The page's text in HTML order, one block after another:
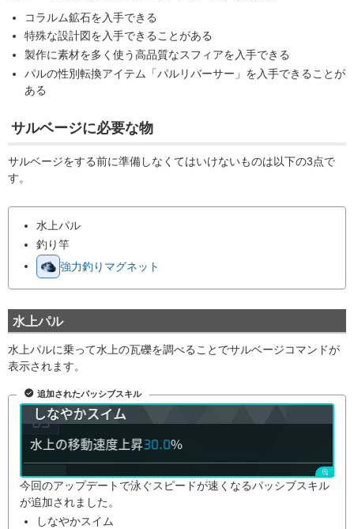
コラルム鉱石を入手できる
特殊な設計図を入手できることがある
製作に素材を多く使う高品質なスフィアを入手できる
パルの性別転換アイテム「パルリバーサー」を入手できることが
ある
サルベージに必要な物
サルベージをする前に準備しなくてはいけないものは以下の3点で
す。
水上パル
釣り竿
強力釣りマグネット
水上パル
水上パルに乗って水上の瓦礫を調べることでサルベージコマンドが
表示されます。
追加されたパッシブスキル
今回のアップデートで泳ぐスピードが速くなるパッシブスキル
が追加されました。
しなやかスイム